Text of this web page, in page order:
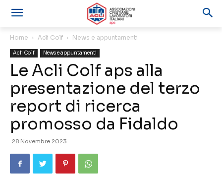
Home Acli Colf News e appuntamenti
Acli Colf News e appuntamenti
Le Acli Colf aps alla
presentazione del terzo
report di ricerca
promosso da Fidaldo
28 Novembre 2023